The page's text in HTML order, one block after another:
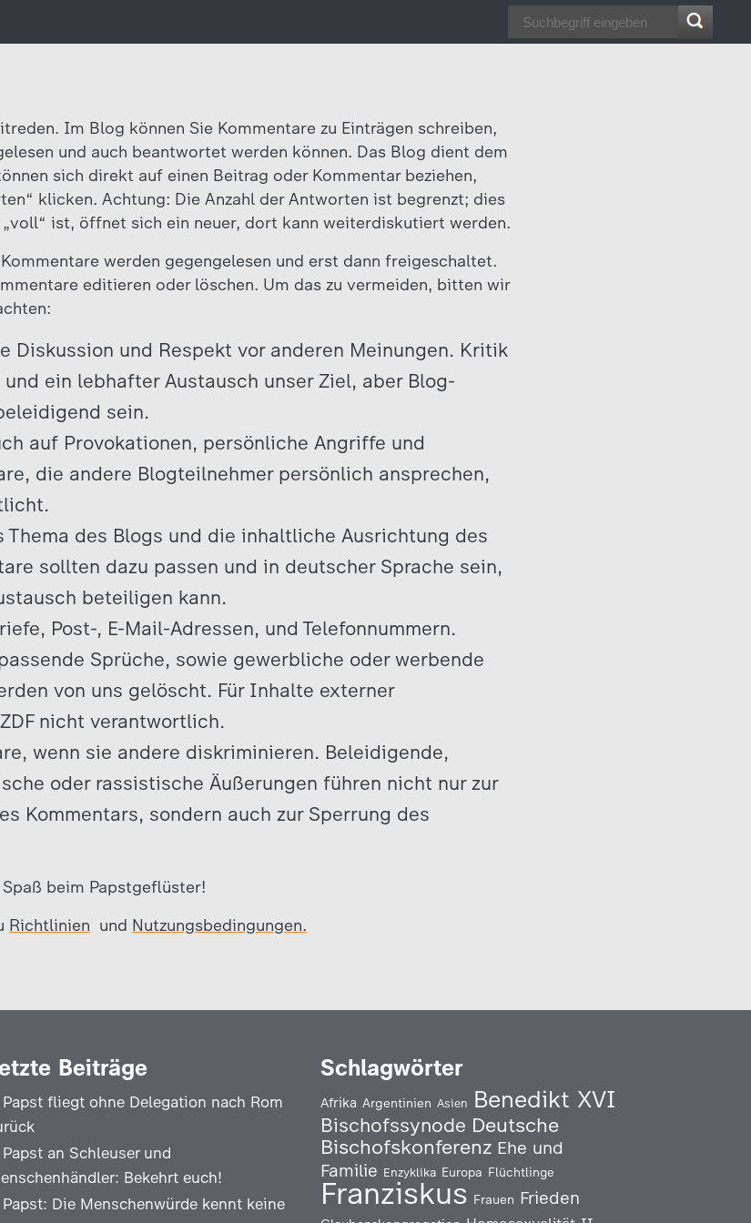
Im Blog können Sie Kommentare zu Einträgen schreiben,
und auch beantwortet werden können. Das Blog dient dem
sich direkt auf einen Beitrag oder Kommentar beziehen,
klicken. Achtung: Die Anzahl der Antworten ist begrenzt; dies
„voll“ ist, öffnet sich ein neuer, dort kann weiterdiskutiert werden.
werden gegengelesen und erst dann freigeschaltet.
editieren oder löschen. Um das zu vermeiden, bitten wir
Diskussion und Respekt vor anderen Meinungen. Kritik
ein lebhafter Austausch unser Ziel, aber Blog-
sein.
auf Provokationen, persönliche Angriffe und
die andere Blogteilnehmer persönlich ansprechen,
Thema des Blogs und die inhaltliche Ausrichtung des
sollten dazu passen und in deutscher Sprache sein,
beteiligen kann.
Post-, E-Mail-Adressen, und Telefonnummern.
Sprüche, sowie gewerbliche oder werbende
von uns gelöscht. Für Inhalte externer
nicht verantwortlich.
wenn sie andere diskriminieren. Beleidigende,
oder rassistische Äußerungen führen nicht nur zur
Kommentars, sondern auch zur Sperrung des
beim Papstgeflüster!
Richtlinien und Nutzungsbedingungen.
Beiträge
Papst fliegt ohne Delegation nach Rom
Papst an Schleuser und
Bekehrt euch!
Papst: Die Menschenwürde kennt keine
Schlagwörter
Afrika Argentinien Asien Benedikt XVI
Bischofssynode Deutsche
Bischofskonferenz Ehe und
Familie Enzyklika Europa Flüchtlinge
Franziskus Frauen Frieden